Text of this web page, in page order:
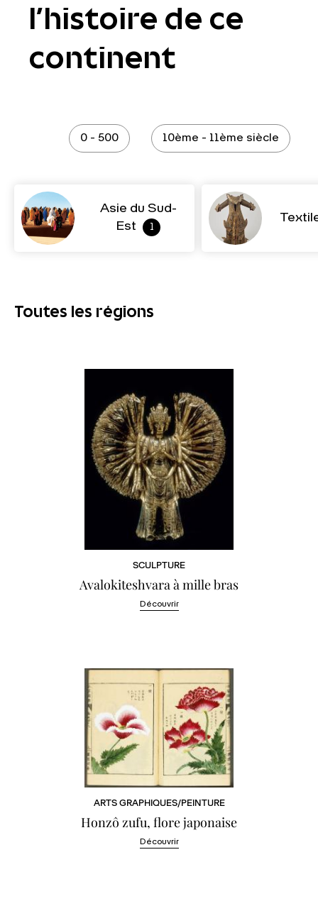
l’histoire de ce
continent
0 - 500 10ème - 11ème siècle
Asie du Sud-
Est
Toutes les régions
SCULPTURE
Avalokiteshvara à mille bras
Découvrir
ARTS GRAPHIQUES/PEINTURE
Honzô zufu, flore japonaise
Découvrir